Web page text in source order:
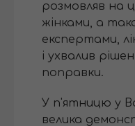
розмовляв на
жінками, а
експертами,
і ухвалив
поправки.
У п'ятницю у
велика